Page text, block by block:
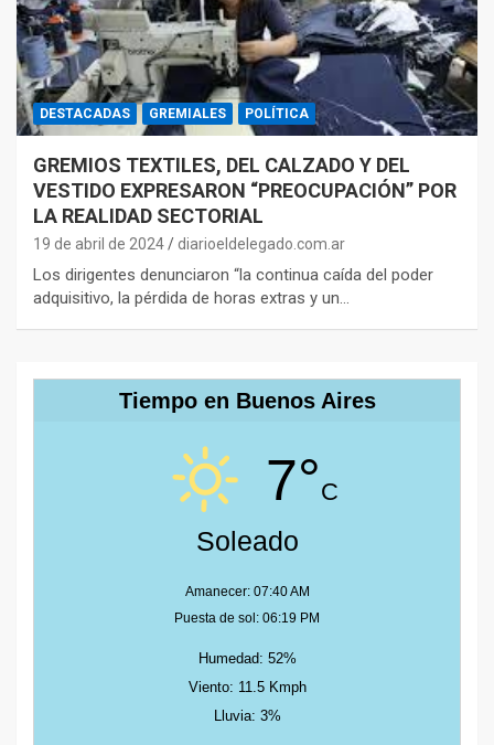
DESTACADAS GREMIALES POLÍTICA
GREMIOS TEXTILES, DEL CALZADO Y DEL
VESTIDO EXPRESARON “PREOCUPACIÓN” POR
LA REALIDAD SECTORIAL
19 de abril de 2024 diarioeldelegado.com.ar
Los dirigentes denunciaron “la continua caída del poder
adquisitivo, la pérdida de horas extras y un…
Tiempo en Buenos Aires
7°C
Soleado
Amanecer: 07:40 AM
Puesta de sol: 06:19 PM
Humedad: 52%
Viento: 11.5 Kmph
Lluvia: 3%